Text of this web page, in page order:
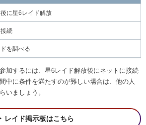
に星6レイド解放
続
を調べる
加するには、星6レイド解放後にネットに接続
中に条件を満たすのが難しい場合は、他の人
いましょう。
レイド掲示板はこちら